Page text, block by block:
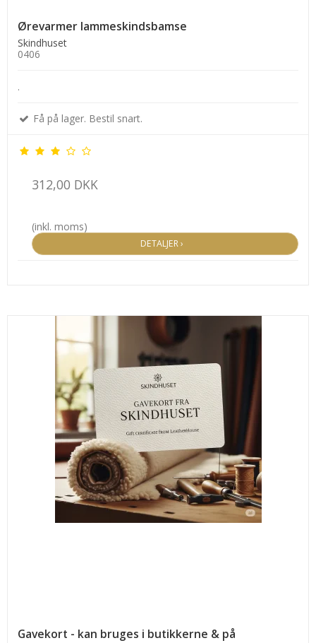
Ørevarmer lammeskindsbamse
Skindhuset
0406
.
Få på lager. Bestil snart.
312,00 DKK
(inkl. moms)
DETALJER ›
Gavekort - kan bruges i butikkerne & på